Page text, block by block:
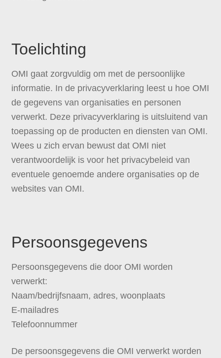
Toelichting
OMI gaat zorgvuldig om met de persoonlijke
informatie. In de privacyverklaring leest u hoe OMI
de gegevens van organisaties en personen
verwerkt. Deze privacyverklaring is uitsluitend van
toepassing op de producten en diensten van OMI.
Wees u zich ervan bewust dat OMI niet
verantwoordelijk is voor het privacybeleid van
eventuele genoemde andere organisaties op de
websites van OMI.
Persoonsgegevens
Persoonsgegevens die door OMI worden
verwerkt:
Naam/bedrijfsnaam, adres, woonplaats
E-mailadres
Telefoonnummer
De persoonsgegevens die OMI verwerkt worden